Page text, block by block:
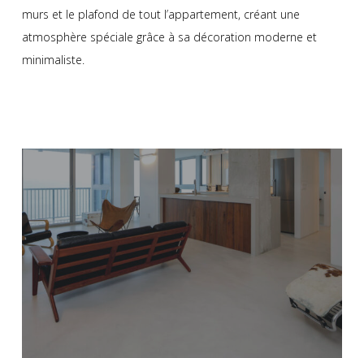
murs et le plafond de tout l’appartement, créant une
atmosphère spéciale grâce à sa décoration moderne et
minimaliste.